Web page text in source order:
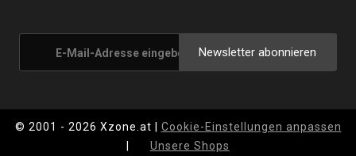
Newsletter abonnieren
© 2001 - 2026 Xzone.at | Cookie-Einstellungen anpassen
Unsere Shops